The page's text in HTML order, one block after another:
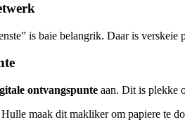
is baie belangrik. Daar is
ontvangspunte aan. Dit is plekke
maak dit makliker om papiere te